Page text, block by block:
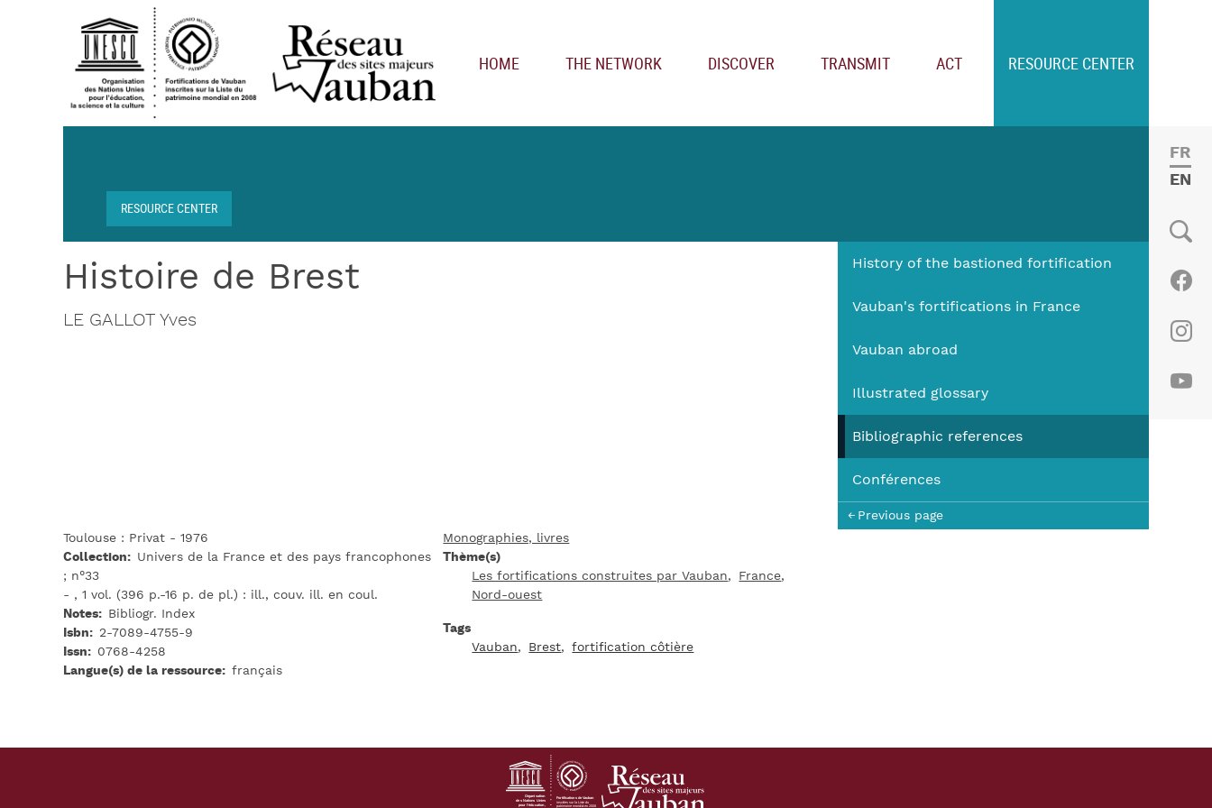
HOME THE NETWORK DISCOVER TRANSMIT ACT RESOURCE CENTER
Social
Breadcrumb
RESOURCE CENTER
History of the bastioned fortification
Vauban's fortifications in France
Vauban abroad
Illustrated glossary
Bibliographic references
Conférences
Previous page
Histoire de Brest
LE GALLOT Yves
Toulouse : Privat - 1976
Collection
Univers de la France et des pays francophones
; n°33
- , 1 vol. (396 p.-16 p. de pl.) : ill., couv. ill. en coul.
Notes
Bibliogr. Index
Isbn
2-7089-4755-9
Issn
0768-4258
Langue(s) de la ressource
français
Monographies, livres
Thème(s)
Les fortifications construites par Vauban
France
Nord-ouest
Tags
Vauban
Brest fortification côtière